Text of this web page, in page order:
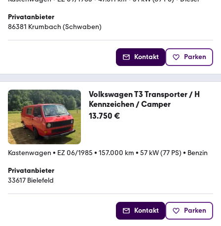
Privatanbieter
86381 Krumbach (Schwaben)
Kontakt Parken
Volkswagen T3 Transporter / H
Kennzeichen / Camper
13.750 €
Kastenwagen • EZ 06/1985 • 157.000 km • 57 kW (77 PS) • Benzin
Privatanbieter
33617 Bielefeld
Kontakt Parken